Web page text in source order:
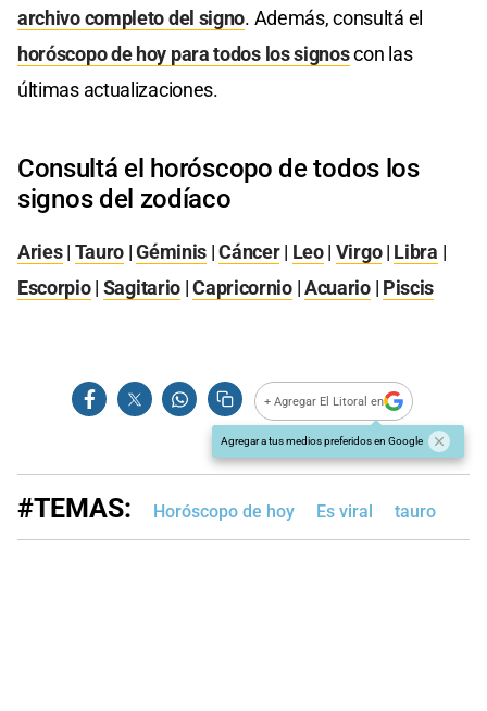
archivo completo del signo. Además, consultá el
horóscopo de hoy para todos los signoscon las
últimas actualizaciones.
Consultá el horóscopo de todos los
signos del zodíaco
Aries| Tauro |Géminis |Cáncer| Leo| Virgo| Libra |
Escorpio| Sagitario |Capricornio|Acuario| Piscis
+ Agregar El Litoral en
Agregar a tus medios preferidos en Google
#TEMAS: Horóscopo de hoy Es viral tauro